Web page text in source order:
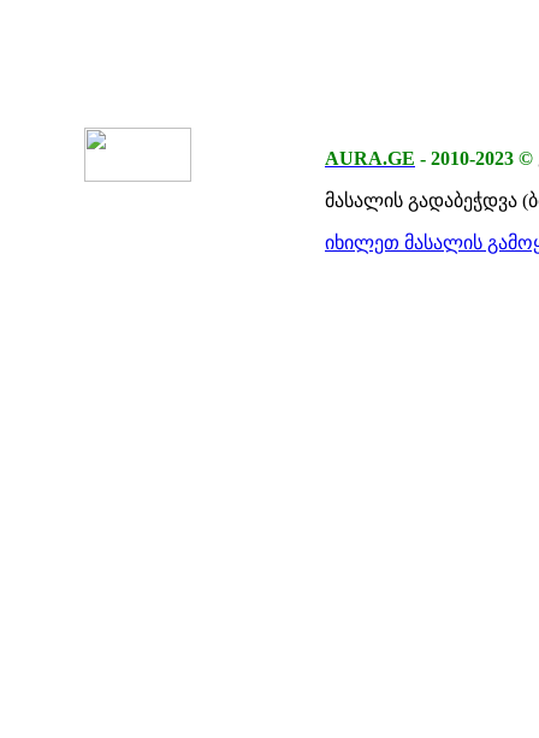
AURA.GE - 2010-2023 ©
მასალის გადაბეჭდვა
იხილეთ მასალის